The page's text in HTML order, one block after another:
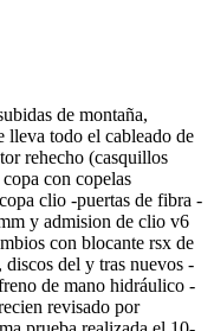
de montaña,
todo el cableado de
rehecho (casquillos
con copelas
clio -puertas de fibra -
y admision de clio v6
con blocante rsx de
del y tras nuevos -
de mano hidráulico -
revisado por
prueba realizada el 10-
sport rally subidas